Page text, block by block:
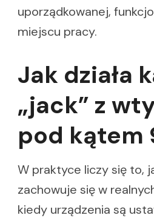
uporządkowanej,
miejscu pracy.
Jak działa
„jack” z
pod kątem
W praktyce liczy się to,
zachowuje się w
kiedy urządzenia są